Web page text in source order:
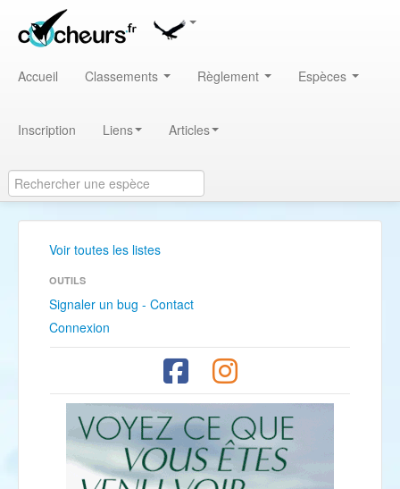
Accueil Classements Règlement Espèces
Inscription Liens Articles
Voir toutes les listes
OUTILS
Signaler un bug - Contact
Connexion